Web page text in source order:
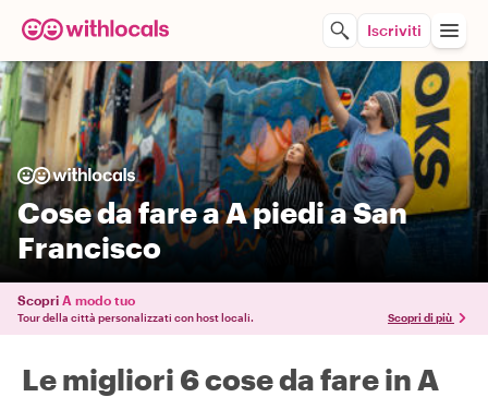
Iscriviti
Cose da fare a A piedi a San
Francisco
Scopri A modo tuo
Tour della città personalizzati con host locali. Scopri di più
Le migliori 6 cose da fare in A